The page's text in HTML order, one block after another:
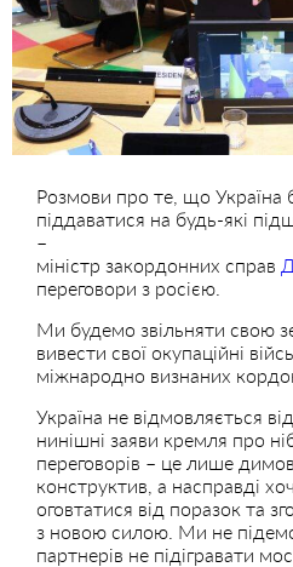
Розмови про те, що Україна
піддаватися на будь-які
–
міністр закордонних справ
переговори з росією.
Ми будемо звільняти свою
вивести свої окупаційні
міжнародно визнаних
Україна не відмовляється
нинішні заяви кремля про
переговорів – це лише
конструктив, а насправді
оговтатися від поразок та
з новою силою. Ми не
партнерів не підігравати